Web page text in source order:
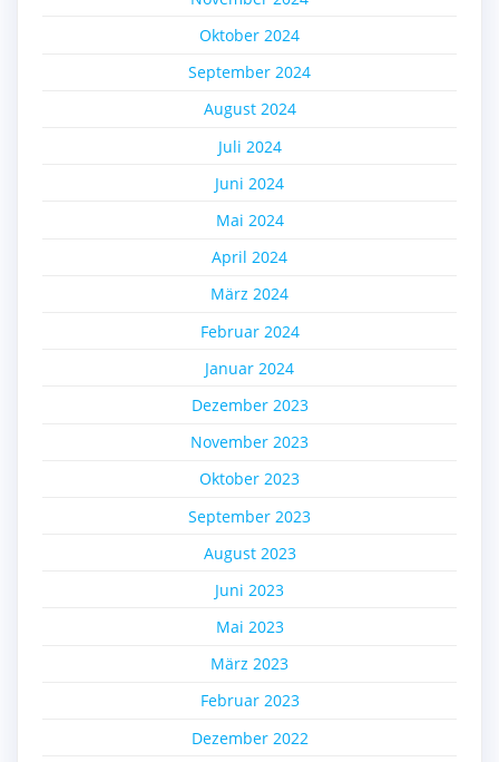
Oktober 2024
September 2024
August 2024
Juli 2024
Juni 2024
Mai 2024
April 2024
März 2024
Februar 2024
Januar 2024
Dezember 2023
November 2023
Oktober 2023
September 2023
August 2023
Juni 2023
Mai 2023
März 2023
Februar 2023
Dezember 2022